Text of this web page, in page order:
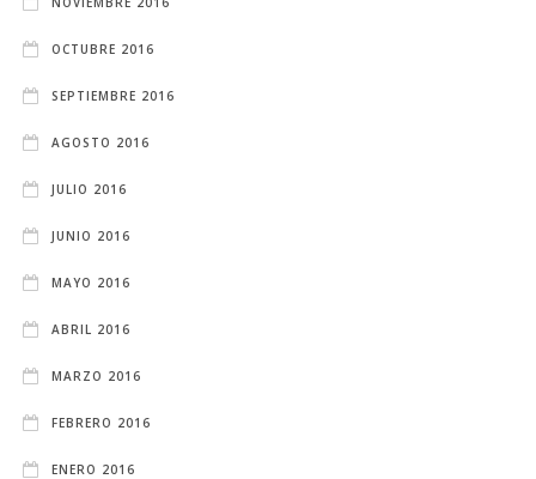
OCTUBRE 2016
SEPTIEMBRE 2016
AGOSTO 2016
JULIO 2016
JUNIO 2016
MAYO 2016
ABRIL 2016
MARZO 2016
FEBRERO 2016
ENERO 2016